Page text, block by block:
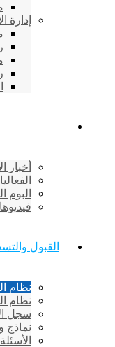
إدارة
أخبار
البوم
القبول
نظام
نظام
سجل
نماذج